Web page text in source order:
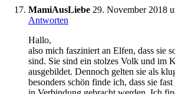
MamiAusLiebe 29. November 2018
Antworten
Hallo,
also mich fasziniert an Elfen, dass sie
sind. Sie sind ein stolzes Volk und im
ausgebildet. Dennoch gelten sie als
besonders schön finde ich, dass sie